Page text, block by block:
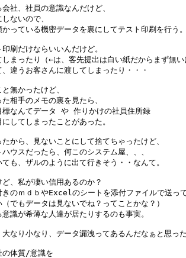
社、社員の意識なんだけど、
ないので、
っている機密データを裏にしてテスト印刷を行う
刷だけならいいんだけど。
まったり（←は、客先提出は白い紙だからまず無
違うお客さんに渡してしまったり・・・
無かったけど、
相手のメモの裏を見たら、
標なんてデータ や 作りかけの社員住所録
してしまったことがあった。
から、見ないことにして捨てちゃったけど、
ウスだったら、何このシステム屋、、、
も、ザルのように出て行きそう・・なんて。
、私が凄い信用あるのか？
きのｍｄｂやExcelのシートを添付ファイルで送っ
でもデータは見ないでね？ってことかな？）
識が希薄な人達が居たりするのも事実。
なり小なり、データ漏洩ってあるんだなぁと思っ
の体質/意識を